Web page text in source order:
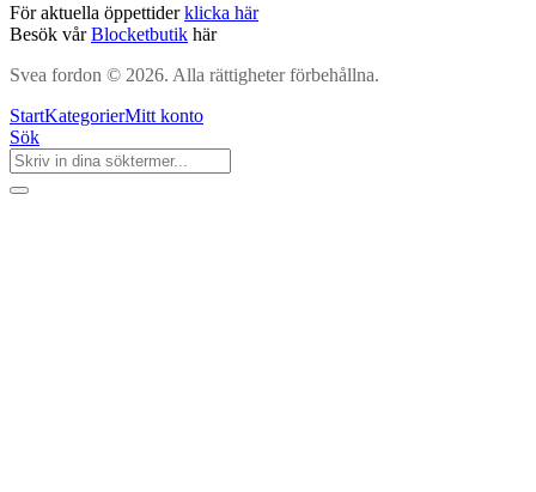
För aktuella öppettiderklicka här
Besök vårBlocketbutik här
Svea fordon © 2026. Alla rättigheter förbehållna.
StartKategorierMitt konto
Sök